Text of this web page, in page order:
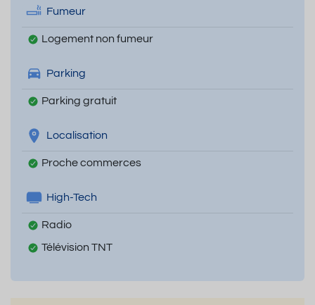
Fumeur
Logement non fumeur
Parking
Parking gratuit
Localisation
Proche commerces
High-Tech
Radio
Télévision TNT